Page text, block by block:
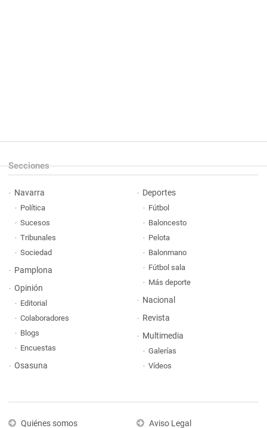
Secciones
Navarra
Política
Sucesos
Tribunales
Sociedad
Pamplona
Opinión
Editorial
Colaboradores
Blogs
Encuestas
Osasuna
Deportes
Fútbol
Baloncesto
Pelota
Balonmano
Fútbol sala
Más deporte
Nacional
Revista
Multimedia
Galerías
Vídeos
Quiénes somos Aviso Legal